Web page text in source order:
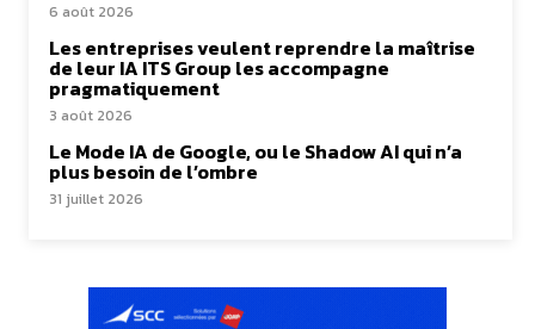
6 août 2026
Les entreprises veulent reprendre la maîtrise
de leur IA ITS Group les accompagne
pragmatiquement
3 août 2026
Le Mode IA de Google, ou le Shadow AI qui n’a
plus besoin de l’ombre
31 juillet 2026